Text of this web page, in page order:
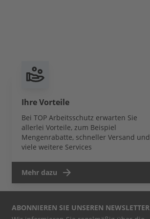
Ihre Vorteile
Bei TOP Arbeitsschutz erwarten Sie
allerlei Vorteile, zum Beispiel
Mengenrabatte, schneller Versand und
viele weitere Services
Mehr dazu
ABONNIEREN SIE UNSEREN NEWSLETTER